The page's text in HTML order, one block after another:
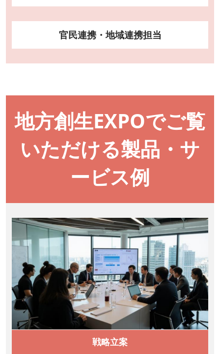
官民連携・地域連携担当
地方創生EXPOでご覧
いただける製品・サ
ービス例
戦略立案